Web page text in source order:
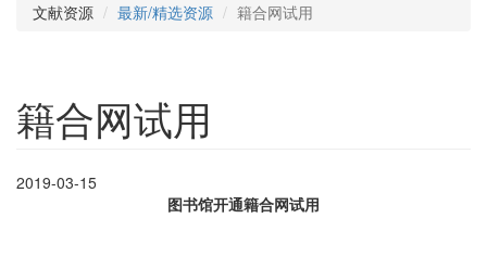
文献资源 最新/精选资源 籍合网试用
籍合网试用
2019-03-15
图书馆开通籍合网试用